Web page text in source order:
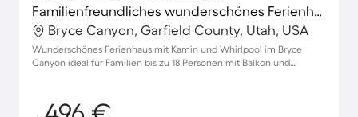
Familienfreundliches wunderschönes Ferienhaus mit Grill, Whirlpool und Terrasse
Bryce Canyon, Garfield County, Utah, USA
Wunderschönes Ferienhaus mit Kamin und Whirlpool im Bryce
Canyon ideal für Familien bis zu 18 Personen mit Balkon und